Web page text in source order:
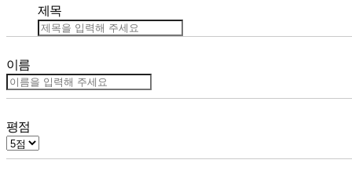
제목
이름
평점